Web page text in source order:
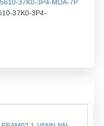
37K0-3P4-